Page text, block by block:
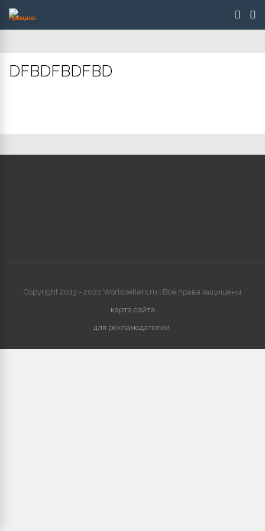
DFBDFBDFBD
Copyright 2013 - 2022 Worldsellers.ru | Все права защищены
карта сайта
для рекламодателей